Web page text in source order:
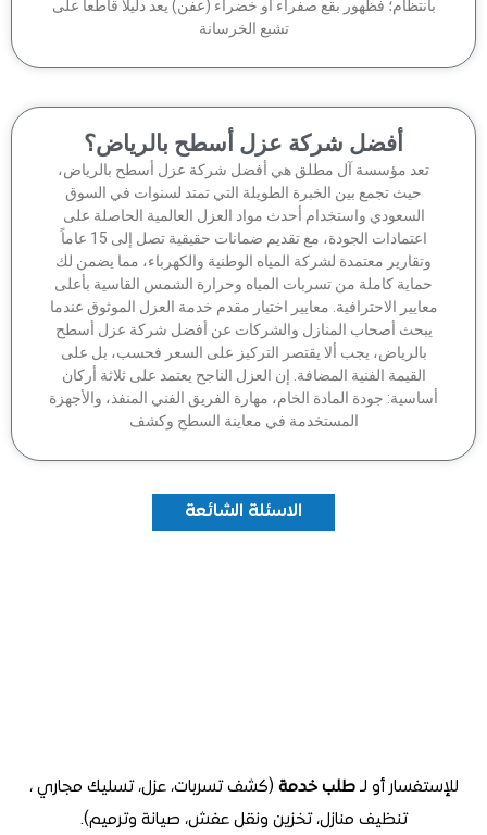
فظهور بقع صفراء أو خضراء (عفن) يعد دليلاً قاطعاً على
تشبع الخرسانة
أفضل شركة عزل أسطح بالرياض؟
تعد مؤسسة آل مطلق هي أفضل شركة عزل أسطح بالرياض،
حيث تجمع بين الخبرة الطويلة التي تمتد لسنوات في السوق
السعودي واستخدام أحدث مواد العزل العالمية الحاصلة على
اعتمادات الجودة، مع تقديم ضمانات حقيقية تصل إلى 15 عاماً
وتقارير معتمدة لشركة المياه الوطنية والكهرباء، مما يضمن لك
حماية كاملة من تسربات المياه وحرارة الشمس القاسية بأعلى
الاحترافية. معايير اختيار مقدم خدمة العزل الموثوق عندما
يبحث أصحاب المنازل والشركات عن أفضل شركة عزل أسطح
بالرياض، يجب ألا يقتصر التركيز على السعر فحسب، بل على
القيمة الفنية المضافة. إن العزل الناجح يعتمد على ثلاثة أركان
جودة المادة الخام، مهارة الفريق الفني المنفذ، والأجهزة
المستخدمة في معاينة السطح وكشف
الاسئلة الشائعة
أو لـطلب خدمة(كشف تسربات، عزل، تسليك مجاري ،
تنظيف منازل، تخزين ونقل عفش، صيانة وترميم).